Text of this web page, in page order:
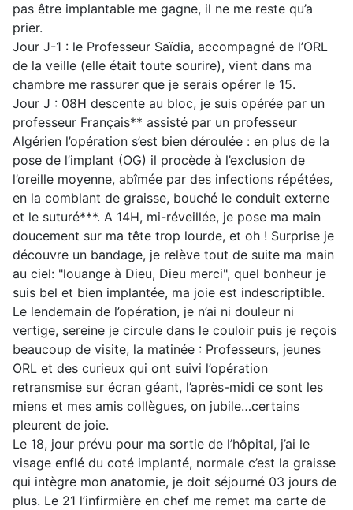
pas être implantable me gagne, il ne me reste qu’a
prier.
Jour J-1 : le Professeur Saïdia, accompagné de l’ORL
de la veille (elle était toute sourire), vient dans ma
chambre me rassurer que je serais opérer le 15.
Jour J : 08H descente au bloc, je suis opérée par un
professeur Français** assisté par un professeur
Algérien l’opération s’est bien déroulée : en plus de la
pose de l’implant (OG) il procède à l’exclusion de
l’oreille moyenne, abîmée par des infections répétées,
en la comblant de graisse, bouché le conduit externe
et le suturé***. A 14H, mi-réveillée, je pose ma main
doucement sur ma tête trop lourde, et oh ! Surprise je
découvre un bandage, je relève tout de suite ma main
au ciel: "louange à Dieu, Dieu merci", quel bonheur je
suis bel et bien implantée, ma joie est indescriptible.
Le lendemain de l’opération, je n’ai ni douleur ni
vertige, sereine je circule dans le couloir puis je reçois
beaucoup de visite, la matinée : Professeurs, jeunes
ORL et des curieux qui ont suivi l’opération
retransmise sur écran géant, l’après-midi ce sont les
miens et mes amis collègues, on jubile…certains
pleurent de joie.
Le 18, jour prévu pour ma sortie de l’hôpital, j’ai le
visage enflé du coté implanté, normale c’est la graisse
qui intègre mon anatomie, je doit séjourné 03 jours de
plus. Le 21 l’infirmière en chef me remet ma carte de